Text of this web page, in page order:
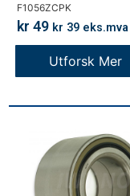
F1056ZCPK
kr 49 kr 39 eks.mva
Utforsk Mer